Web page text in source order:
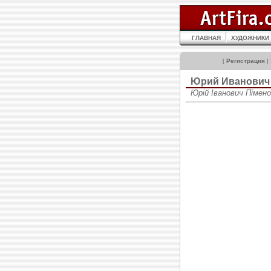
ГЛАВНАЯ ХУДОЖНИКИ
[ Регистрация |
Юрий
Юрій Іванович